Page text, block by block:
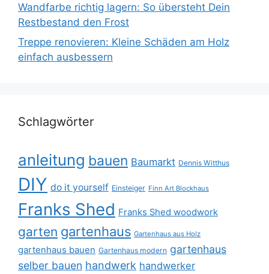
Wandfarbe richtig lagern: So übersteht Dein
Restbestand den Frost
Treppe renovieren: Kleine Schäden am Holz
einfach ausbessern
Schlagwörter
anleitung bauen Baumarkt Dennis Witthus
DIY do it yourself Einsteiger Finn Art Blockhaus
Franks Shed Franks Shed woodwork
garten gartenhaus Gartenhaus aus Holz
gartenhaus bauen Gartenhaus modern gartenhaus
selber bauen handwerk handwerker